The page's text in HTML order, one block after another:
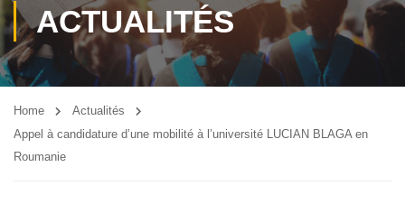
ACTUALITÉS
Home
Actualités
Appel à candidature d’une mobilité à l’université LUCIAN BLAGA en
Roumanie